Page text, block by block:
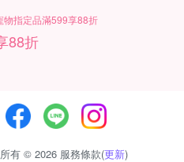
物指定品滿599享88折
88折
有 © 2026 服務條款(更新)